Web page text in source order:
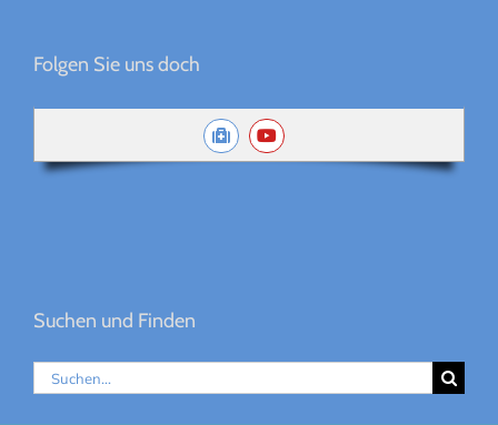
Folgen Sie uns doch
Suchen und Finden
Suche
nach: